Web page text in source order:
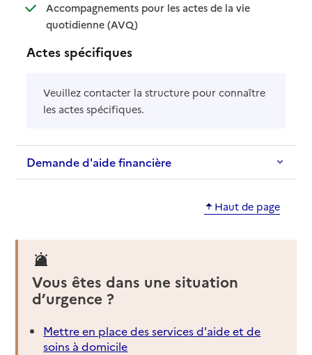
Accompagnements pour les actes de la vie
quotidienne (AVQ): disponible
: non disponible
Actes spécifiques
Veuillez contacter la structure pour connaître
les actes spécifiques.
Demande d'aide financière
Haut de page
Vous êtes dans une situation
d’urgence ?
Mettre en place des services d'aide et de
soins à domicile